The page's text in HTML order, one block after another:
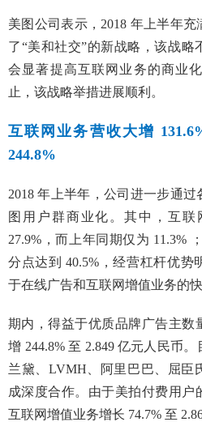
美图公司表示，2018 年上半年
了“美和社交”的新战略，该战
会显著提高互联网业务的商业
止，该战略举措进展顺利。
互联网业务营收大增
244.8%
2018 年上半年，公司进一步通
图用户群商业化。其中，互
27.9%，而上年同期仅为 11.3%
分点达到 40.5%，经营杠杆优势
于在线广告和互联网增值业务的快
期内，得益于优质品牌广告主数
增 244.8% 至 2.849 亿元人民币
兰黛、LVMH、阿里巴巴、屈臣
成深度合作。由于美拍付费用户
互联网增值业务增长 74.7% 至